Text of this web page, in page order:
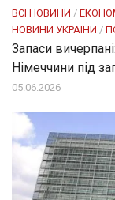
ВСІ НОВИНИ /
НОВИНИ УКРАЇНИ /
Запаси
Німеччини під
05.06.2026